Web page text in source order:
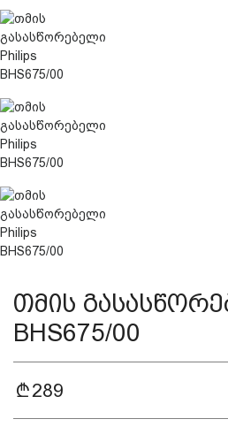
მთავარი
ჩვენ შესახებ
პროდუქცია
დაცვის პოლიტიკა
საკონტაქტო ინფორმაცია
წესები და პირობები
თმის
BHS675/00
289